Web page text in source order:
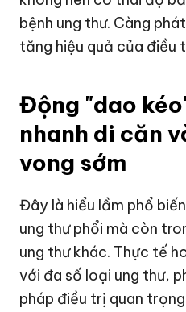
bệnh ung thư. Càng
tăng hiệu quả của điều
Động "dao
nhanh di căn
vong sớm
Đây là hiểu lầm phổ
ung thư phổi mà còn
ung thư khác. Thực tế
với đa số loại ung thư,
pháp điều trị quan